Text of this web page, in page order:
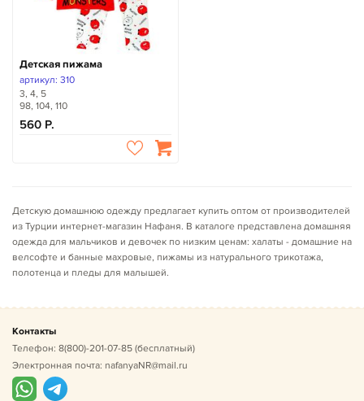
Детская пижама
артикул: 310
3, 4, 5
98, 104, 110
560
Детскую домашнюю одежду предлагает купить оптом от производителей
из Турции интернет-магазин Нафаня. В каталоге представлена домашняя
одежда для мальчиков и девочек по низким ценам: халаты - домашние на
велсофте и банные махровые, пижамы из натурального трикотажа,
полотенца и пледы для малышей.
Контакты
Телефон: 8(800)-201-07-85 (бесплатный)
Электронная почта: nafanyaNR@mail.ru